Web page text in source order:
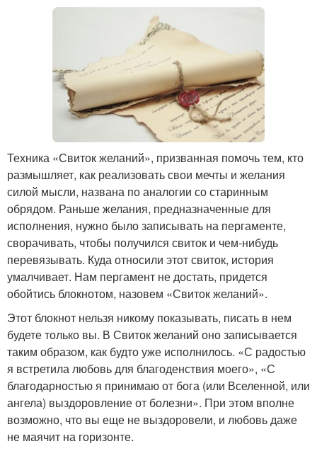
Техника «Свиток желаний», призванная помочь тем, кто
размышляет, как реализовать свои мечты и желания
силой мысли, названа по аналогии со старинным
обрядом. Раньше желания, предназначенные для
исполнения, нужно было записывать на пергаменте,
сворачивать, чтобы получился свиток и чем-нибудь
перевязывать. Куда относили этот свиток, история
умалчивает. Нам пергамент не достать, придется
обойтись блокнотом, назовем «Свиток желаний».
Этот блокнот нельзя никому показывать, писать в нем
будете только вы. В Свиток желаний оно записывается
таким образом, как будто уже исполнилось. «С радостью
я встретила любовь для благоденствия моего», «С
благодарностью я принимаю от бога (или Вселенной, или
ангела) выздоровление от болезни». При этом вполне
возможно, что вы еще не выздоровели, и любовь даже
не маячит на горизонте.